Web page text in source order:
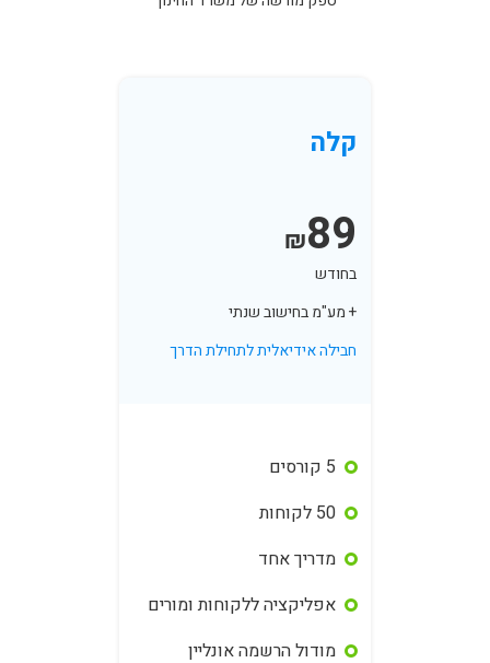
קלה
₪89
בחודש
+ מע"מ בחישוב שנתי
חבילה אידיאלית לתחילת הדרך
5 קורסים
50 לקוחות
מדריך אחד
אפליקציה ללקוחות ומורים
מודול הרשמה אונליין